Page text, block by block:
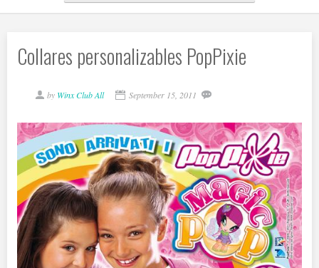
Collares personalizables PopPixie
by Winx Club All September 15, 2011